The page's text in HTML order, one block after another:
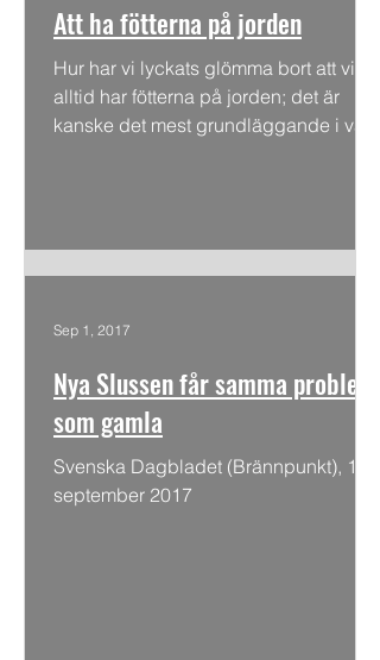
Att ha fötterna på jorden
Hur har vi lyckats glömma bort att vi
alltid har fötterna på jorden; det är
kanske det mest grundläggande i vår
Nya Slussen får samma problem
som gamla
Svenska Dagbladet (Brännpunkt), 14
september 2017
Sep 1, 2017